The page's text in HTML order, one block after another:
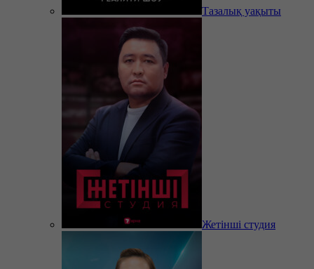
Тазалық уақыты
Жетінші студия